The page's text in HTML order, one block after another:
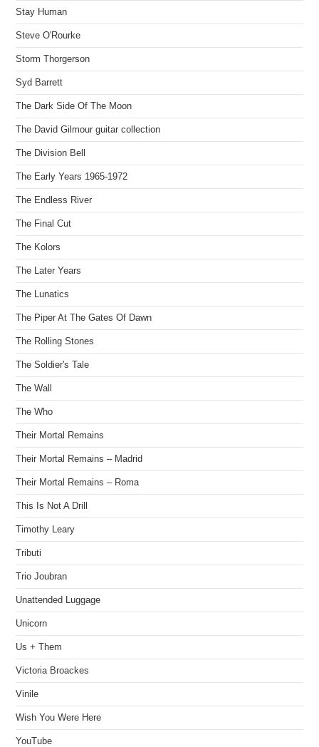
Stay Human
Steve O'Rourke
Storm Thorgerson
Syd Barrett
The Dark Side Of The Moon
The David Gilmour guitar collection
The Division Bell
The Early Years 1965-1972
The Endless River
The Final Cut
The Kolors
The Later Years
The Lunatics
The Piper At The Gates Of Dawn
The Rolling Stones
The Soldier's Tale
The Wall
The Who
Their Mortal Remains
Their Mortal Remains – Madrid
Their Mortal Remains – Roma
This Is Not A Drill
Timothy Leary
Tributi
Trio Joubran
Unattended Luggage
Unicorn
Us + Them
Victoria Broackes
Vinile
Wish You Were Here
YouTube